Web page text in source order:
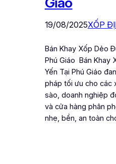
19/08/2025XỐP
Bán Khay Xốp Dẻo
Phú Giáo Bán Khay
Yến Tại Phú Giáo
pháp tối ưu cho các
sào, doanh nghiệp
và cửa hàng phân
nhẹ, bền, an toàn